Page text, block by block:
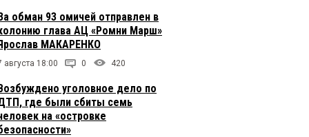
обман 93 омичей отправлен в
глава АЦ «Ромни Марш»
МАКАРЕНКО
августа 18:00 0 420
уголовное дело по
где были сбиты семь
на «островке